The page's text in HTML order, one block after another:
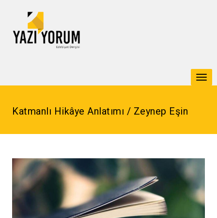
Katmanlı Hikâye Anlatımı / Zeynep Eşin